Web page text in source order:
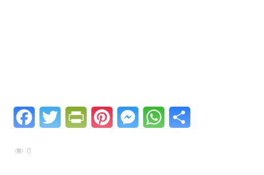
FacebookTwitter PrintFriendly
PinterestMessengerWhatsApp
0